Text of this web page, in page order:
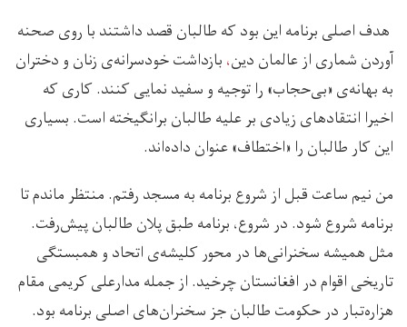
هدف اصلی برنامه این بود که طالبان قصد داشتند با روی صحنه
آوردن شماری از عالمان دین،بازداشت خودسرانه‌ی زنان و دختران
به بهانه‌ی «بی‌حجاب» را توجیه و سفید نمایی کنند. کاری که
اخیرا انتقادهای زیادی بر علیه طالبان برانگیخته است. بسیاری
این کار طالبان را «اختطاف» عنوان داده‌اند.
من نیم‌ ساعت قبل از شروع برنامه به مسجد رفتم. منتظر ماندم تا
برنامه شروع شود. در شروع، برنامه طبق پلان طالبان پیش‌رفت.
مثل همیشه سخنرانی‌ها در محور کلیشه‌ی اتحاد و همبستگی
تاریخی اقوام در افغانستان چرخید. از جمله مدارعلی کریمی مقام
هزاره‌تبار در حکومت طالبان جز سخنران‌های اصلی برنامه بود.